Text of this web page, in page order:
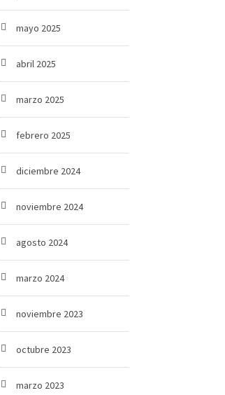
mayo 2025
abril 2025
marzo 2025
febrero 2025
diciembre 2024
noviembre 2024
agosto 2024
marzo 2024
noviembre 2023
octubre 2023
marzo 2023